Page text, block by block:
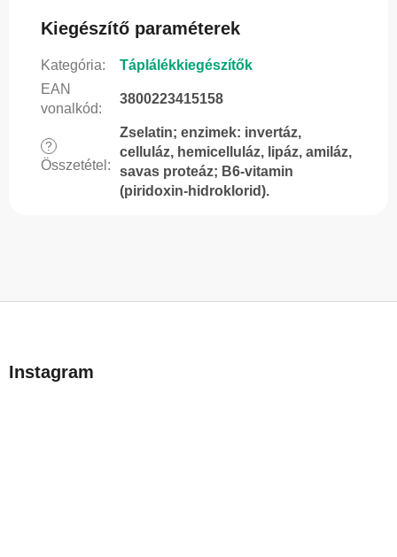
Kiegészítő paraméterek
Kategória:
Táplálékkiegészítők
EAN
vonalkód:
3800223415158
?
Összetétel :
Zselatin; enzimek: invertáz,
celluláz, hemicelluláz, lipáz, amiláz,
savas proteáz; B6-vitamin
(piridoxin-hidroklorid).
bInstagram